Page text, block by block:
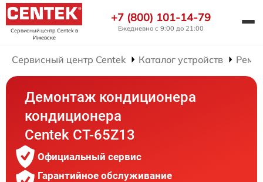
Сервисный центр Centekв
Ижевске
+7 (800) 101-14-79
Ежедневно с 9:00 до 21:00
Сервисный центр Centek Каталог устройств
Демонтаж кондиционера
кондиционера
Centek CT-65Z13
Официальный сервис
Гарантийное обслуживание